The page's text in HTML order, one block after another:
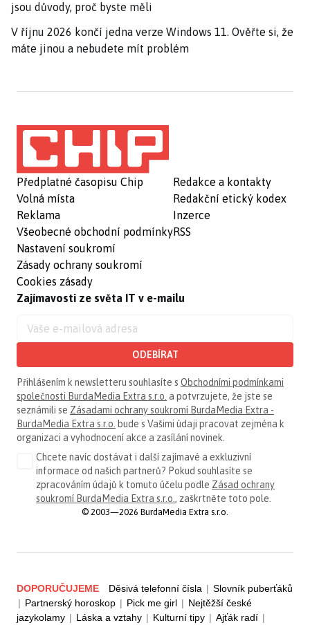
jsou důvody, proč byste měli
V říjnu 2026 končí jedna verze Windows 11. Ověřte si, že
máte jinou a nebudete mít problém
Předplatné časopisu Chip
Volná místa
Reklama
Všeobecné obchodní podmínky
Nastavení soukromí
Zásady ochrany soukromí
Cookies zásady
Redakce a kontakty
Redakční etický kodex
Inzerce
RSS
Zajímavosti ze světa IT v e-mailu
ODEBÍRAT
Přihlášením k newsletteru souhlasíte s Obchodními podmínkami
společnosti BurdaMedia Extra s.r.o. a potvrzujete, že jste se
seznámili se Zásadami ochrany soukromí BurdaMedia Extra -
BurdaMedia Extra s.r.o. bude s Vašimi údaji pracovat zejména k
organizaci a vyhodnocení akce a zasílání novinek.
Chcete navíc dostávat i další zajímavé a exkluzivní
informace od našich partnerů? Pokud souhlasíte se
zpracováním údajů k tomuto účelu podle Zásad ochrany
soukromí BurdaMedia Extra s.r.o. , zaškrtněte toto pole.
© 2003—2026 BurdaMedia Extra s.r.o.
DOPORUČUJEME Děsivá telefonní čísla | Slovník puberťáků
| Partnerský horoskop | Pick me girl | Nejtěžší české
jazykolamy | Láska a vztahy | Kulturní tipy | Ajťák radí |